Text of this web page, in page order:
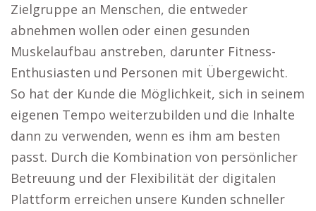
Zielgruppe an Menschen, die entweder
abnehmen wollen oder einen gesunden
Muskelaufbau anstreben, darunter Fitness-
Enthusiasten und Personen mit Übergewicht.
So hat der Kunde die Möglichkeit, sich in seinem
eigenen Tempo weiterzubilden und die Inhalte
dann zu verwenden, wenn es ihm am besten
passt. Durch die Kombination von persönlicher
Betreuung und der Flexibilität der digitalen
Plattform erreichen unsere Kunden schneller